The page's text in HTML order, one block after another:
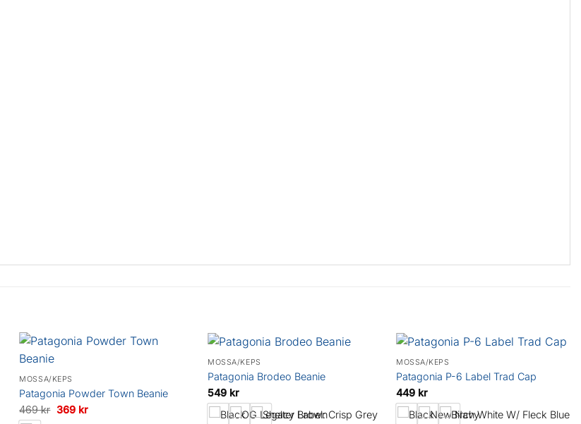
MÖSSA/KEPS
Patagonia Powder Town Beanie
469kr Det
369 krDet
MÖSSA/KEPS
Patagonia Brodeo Beanie
549 kr
MÖSSA/KEPS
Patagonia P-6 Label Trad Cap
449 kr